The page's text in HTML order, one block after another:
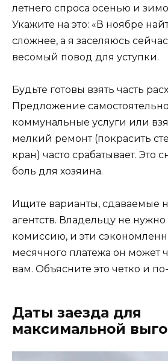
летнего спроса осенью и
Укажите на это: «В ноябре
сложнее, а я заселяюсь
весомый повод для уступки.
Будьте готовы взять часть
Предложение
коммунальные услуги или
мелкий ремонт (покрасить
кран) часто срабатывает. Это
боль для хозяина.
Ищите варианты, сдаваемые
агентств. Владельцу не нужно
комиссию, и эти
месячного платежа он может
вам. Объясните это четко и
Даты заезда для
максимальной